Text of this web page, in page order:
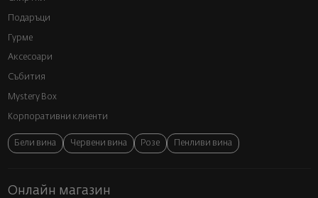
Подаръци
Гурме
Аксесоари
Събития
Mystery Box
Корпоративни клиенти
Бели вина Червени вина Розе Пенливи вина
Онлайн магазин